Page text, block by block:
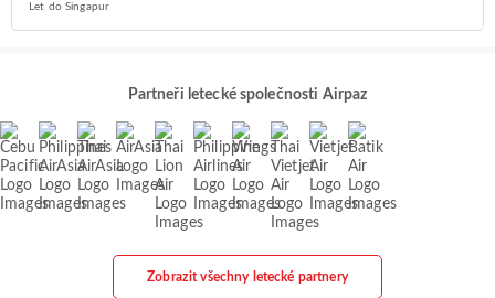
Let do Singapur
Partneři letecké společnosti Airpaz
Zobrazit všechny letecké partnery